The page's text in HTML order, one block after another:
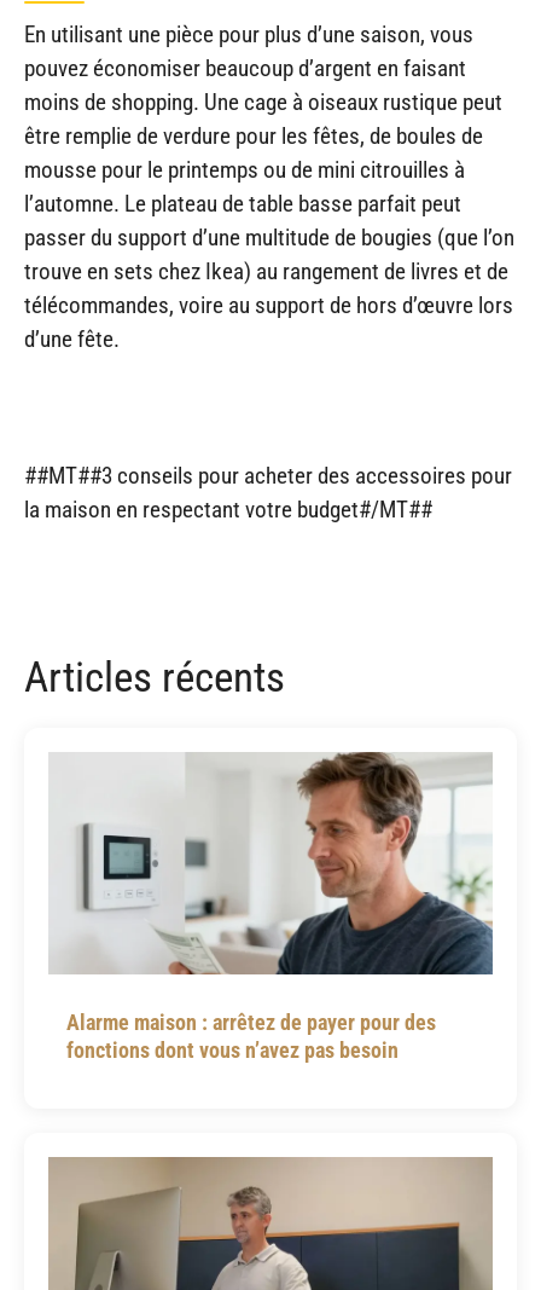
En utilisant une pièce pour plus d’une saison, vous
pouvez économiser beaucoup d’argent en faisant
moins de shopping. Une cage à oiseaux rustique peut
être remplie de verdure pour les fêtes, de boules de
mousse pour le printemps ou de mini citrouilles à
l’automne. Le plateau de table basse parfait peut
passer du support d’une multitude de bougies (que l’on
trouve en sets chez Ikea) au rangement de livres et de
télécommandes, voire au support de hors d’œuvre lors
d’une fête.
##MT##3 conseils pour acheter des accessoires pour
la maison en respectant votre budget#/MT##
Articles récents
Alarme maison : arrêtez de payer pour des
fonctions dont vous n’avez pas besoin